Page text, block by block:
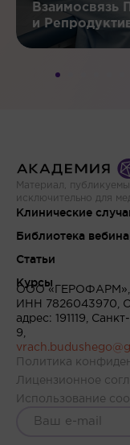
Взаимосвязь
и
Материал,
исключительно для
Клинические
Библиотека
Статьи
Курсы
ООО «ГЕРОФАРМ»,
ИНН 7826043970,
адрес: 191119,
9,
Политика
Лицензионное
Использование